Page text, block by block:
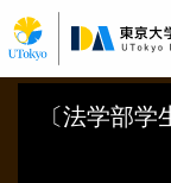
イ
ン
コ